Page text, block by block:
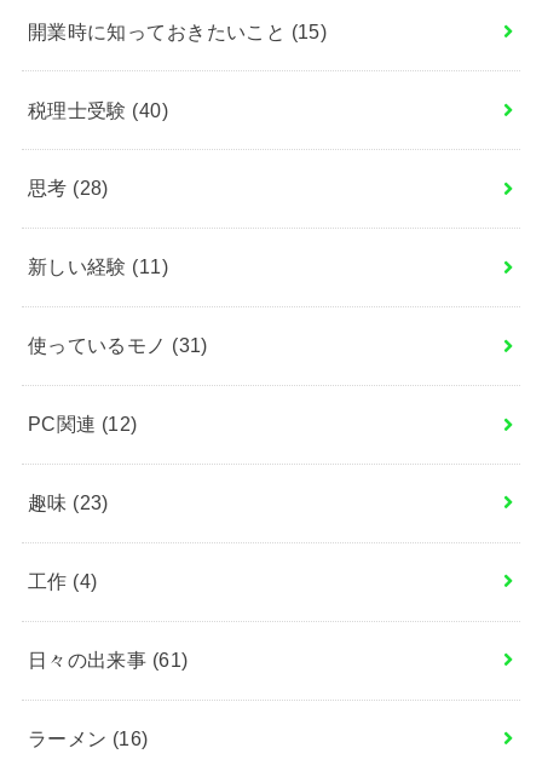
開業時に知っておきたいこと (15)
税理士受験 (40)
思考 (28)
新しい経験 (11)
使っているモノ (31)
PC関連 (12)
趣味 (23)
工作 (4)
日々の出来事 (61)
ラーメン (16)